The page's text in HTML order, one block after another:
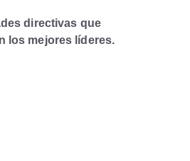
directivas que
los mejores líderes.